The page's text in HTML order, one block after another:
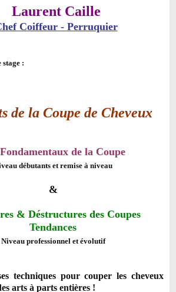
Laurent Caille
Coiffeur - Perruquier
stage :
de la Coupe de Cheveux
de la Coupe
débutants et remise à niveau
&
& Déstructures des Coupes
Tendances
Niveau professionnel et évolutif
techniques pour couper les cheveux
arts à parts entières !